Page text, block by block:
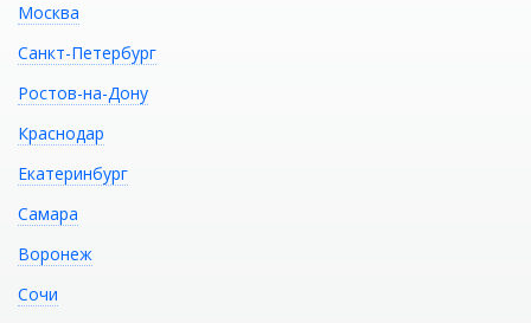
Панель боковая SANTEK
Монако 70 1.WH20.7.787
Москва
Санкт-Петербург
Ростов-на-Дону
Краснодар
Екатеринбург
Самара
Воронеж
Сочи